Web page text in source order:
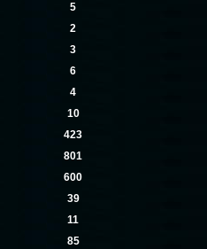
5
2
3
6
4
10
423
801
600
39
11
85